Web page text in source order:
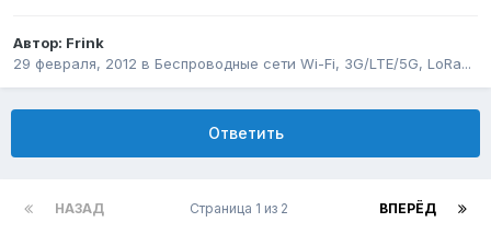
Автор: Frink
29 февраля, 2012 в Беспроводные сети Wi-Fi, 3G/LTE/5G, LoRa...
Ответить
НАЗАД ВПЕРЁД
Страница 1 из 2